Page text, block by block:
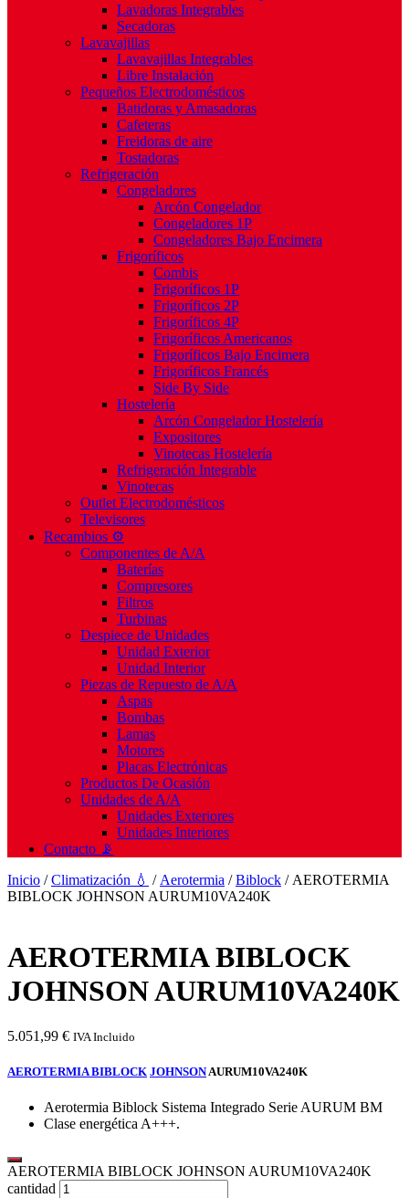
Lavadoras Integrables
Secadoras
Lavavajillas
Lavavajillas Integrables
Libre Instalación
Pequeños Electrodomésticos
Batidoras y Amasadoras
Cafeteras
Freidoras de aire
Tostadoras
Refrigeración
Congeladores
Arcón Congelador
Congeladores 1P
Congeladores Bajo Encimera
Frigoríficos
Combis
Frigoríficos 1P
Frigoríficos 2P
Frigoríficos 4P
Frigoríficos Americanos
Frigoríficos Bajo Encimera
Frigoríficos Francés
Side By Side
Hostelería
Arcón Congelador Hostelería
Expositores
Vinotecas Hostelería
Refrigeración Integrable
Vinotecas
Outlet Electrodomésticos
Televisores
Recambios ⚙️
Componentes de A/A
Baterías
Compresores
Filtros
Turbinas
Despiece de Unidades
Unidad Exterior
Unidad Interior
Piezas de Repuesto de A/A
Aspas
Bombas
Lamas
Motores
Placas Electrónicas
Productos De Ocasión
Unidades de A/A
Unidades Exteriores
Unidades Interiores
Contacto 📡
Inicio /Climatización 💧 / Aerotermia /Biblock / AEROTERMIA
BIBLOCK JOHNSON AURUM10VA240K
AEROTERMIA BIBLOCK
JOHNSON AURUM10VA240K
5.051,99 € IVA Incluido
AEROTERMIA BIBLOCK JOHNSONAURUM10VA240K
Aerotermia Biblock Sistema Integrado Serie AURUM BM
Clase energética A+++.
AEROTERMIA BIBLOCK JOHNSON AURUM10VA240K
cantidad